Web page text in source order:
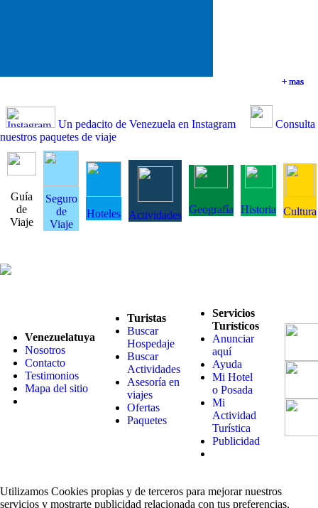
+ mas
+ mas
+ mas
+ mas
Un pedacito de Venezuela en Instagram
Consulta
nuestros paquetes de viaje
Guía
de
Viaje
Seguro
de
Viaje
Hoteles Actividades Geografía Historia Cultura
Venezuelatuya
Nosotros
Contacto
Testimonios
Mapa del sitio
Turistas
Buscar
Hospedaje
Buscar
Actividades
Asesoría en
viajes
Ofertas
Paquetes
Servicios
Turísticos
Anunciar
aquí
Ayuda
Mi Hotel
o Posada
Mi
Actividad
Turística
Publicidad
Utilizamos Cookies propias y de terceros para mejorar nuestros
servicios y mostrarte publicidad relacionada con tus preferencias.